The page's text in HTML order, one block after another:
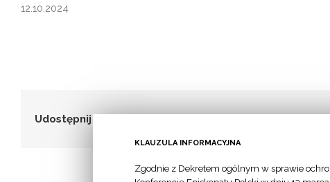
12.10.2024
Udostępnij to!
KLAUZULA INFORMACYJNA
Zgodnie z Dekretem ogólnym w sprawie